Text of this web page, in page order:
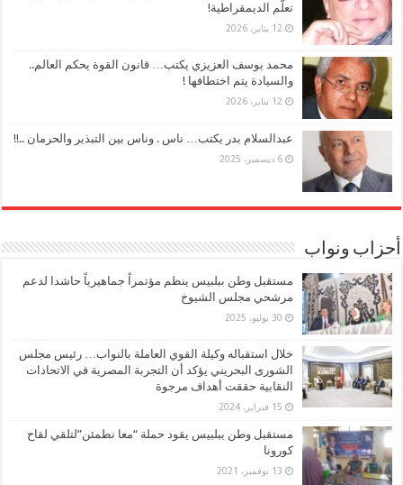
تعلُّم الديمقراطية!
12 يناير، 2026
محمد يوسف العزيزي يكتب… قانون القوة يحكم العالم..
والسيادة يتم اختطافها !
12 يناير، 2026
عبدالسلام بدر يكتب… ناس . وناس بين التبذير والحرمان ..!!
6 ديسمبر، 2025
أحزاب ونواب
مستقبل وطن ببلبيس ينظم مؤتمراً جماهيرياً حاشدا لدعم
مرشحي مجلس الشيوخ
30 يوليو، 2025
خلال استقباله وكيلة القوي العاملة بالنواب… رئيس مجلس
الشورى البحريني يؤكد أن التجربة المصرية في الاتحادات
النقابية حققت أهداف مرجوة
15 فبراير، 2024
مستقبل وطن ببلبيس يقود حملة “معا نطمئن”لتلقي لقاح
كورونا
13 نوفمبر، 2021